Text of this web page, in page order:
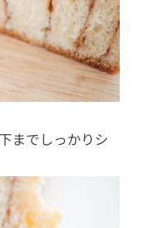
までしっかりシ